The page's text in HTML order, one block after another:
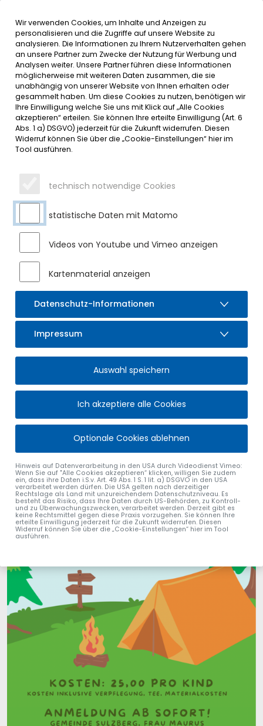
Inhalt der Seite anspringen
Informationen undMENÜ
SERVICE
DAS SULZBERGER ZELTLAGER IST
ZURÜCK!
Donnerstag, 10.07.2025
Es findet vom 1. bis 3. August am Rottachspeicher statt.
Teilnahmeberechtigt sind alle Kinder aus dem
Gemeindegebiet Sulzberg von der 2. bis 6. Klasse.
Kosten pro Kind: 25 Euro, inklusive Verpflegung, Tee und
Materialkosten.
Bitte melden Sie sich persönlich bei Nicole Maurus, Zimmer
1.05, im Rathaus zu den bekannten Öffnungszeiten.
Bezahlen Sie bitte bar.
Teilnehmer!
Viel Spaß beim Zelten!
Wir verwenden Cookies, um Inhalte und Anzeigen zu
personalisieren und die Zugriffe auf unsere Website zu
analysieren. Die Informationen zu Ihrem Nutzerverhalten gehen
an unsere Partner zum Zwecke der Nutzung für Werbung und
Analysen weiter. Unsere Partner führen diese Informationen
möglicherweise mit weiteren Daten zusammen, die sie
unabhängig von unserer Website von Ihnen erhalten oder
gesammelt haben. Um diese Cookies zu nutzen, benötigen wir
Ihre Einwilligung welche Sie uns mit Klick auf „Alle Cookies
akzeptieren“ erteilen. Sie können Ihre erteilte Einwilligung (Art. 6
Abs. 1 a) DSGVO) jederzeit für die Zukunft widerrufen. Diesen
Widerruf können Sie über die „Cookie-Einstellungen“ hier im
Tool ausführen.
technisch notwendige Cookies
statistische Daten mit Matomo
Videos von Youtube und Vimeo anzeigen
Kartenmaterial anzeigen
Datenschutz-Informationen
Impressum
Auswahl speichern
Ich akzeptiere alle Cookies
Optionale Cookies ablehnen
Hinweis auf Datenverarbeitung in den USA durch Videodienst Vimeo:
Wenn Sie auf "Alle Cookies akzeptieren“ klicken, willigen Sie zudem
ein, dass ihre Daten i.S.v. Art. 49 Abs. 1 S. 1 lit. a) DSGVO in den USA
verarbeitet werden dürfen. Die USA gelten nach derzeitiger
Rechtslage als Land mit unzureichendem Datenschutzniveau. Es
besteht das Risiko, dass Ihre Daten durch US-Behörden, zu Kontroll-
und zu Überwachungszwecken, verarbeitet werden. Derzeit gibt es
keine Rechtsmittel gegen diese Praxis vorzugehen. Sie können Ihre
erteilte Einwilligung jederzeit für die Zukunft widerrufen. Diesen
Widerruf können Sie über die „Cookie-Einstellungen“ hier im Tool
ausführen.